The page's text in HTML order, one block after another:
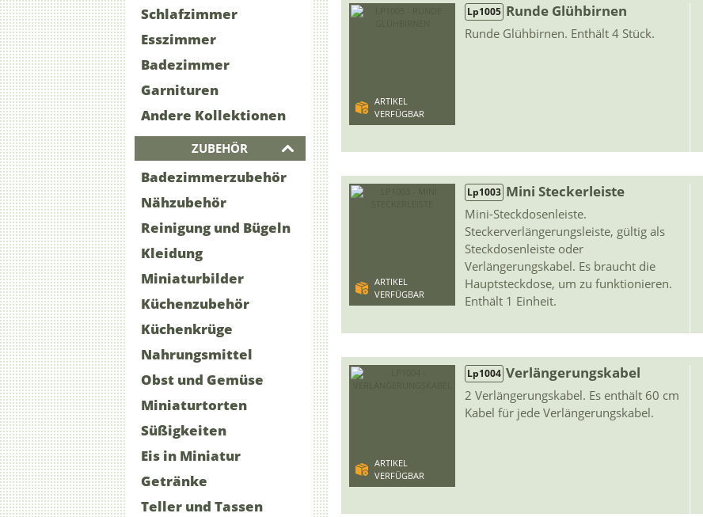
Schlafzimmer
Esszimmer
Badezimmer
Garnituren
Andere Kollektionen
ZUBEHÖR
Badezimmerzubehör
Nähzubehör
Reinigung und Bügeln
Kleidung
Miniaturbilder
Küchenzubehör
Küchenkrüge
Nahrungsmittel
Obst und Gemüse
Miniaturtorten
Süßigkeiten
Eis in Miniatur
Getränke
Teller und Tassen
ARTIKEL
VERFÜGBAR
Lp1005 Runde Glühbirnen
Runde Glühbirnen. Enthält 4 Stück.
ARTIKEL
VERFÜGBAR
Lp1003 Mini Steckerleiste
Mini-Steckdosenleiste.
Steckerverlängerungsleiste, gültig als
Steckdosenleiste oder
Verlängerungskabel. Es braucht die
Hauptsteckdose, um zu funktionieren.
Enthält 1 Einheit.
ARTIKEL
VERFÜGBAR
Lp1004 Verlängerungskabel
2 Verlängerungskabel. Es enthält 60 cm
Kabel für jede Verlängerungskabel.